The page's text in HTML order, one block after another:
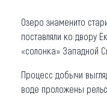
Озеро знаменито
поставляли ко двору
«солонка» Западной
Процесс добычи
воде проложены